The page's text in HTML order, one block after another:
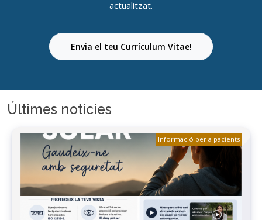
actualitzat.
Envia el teu Currículum Vitae!
Últimes notícies
Informació per a pacients